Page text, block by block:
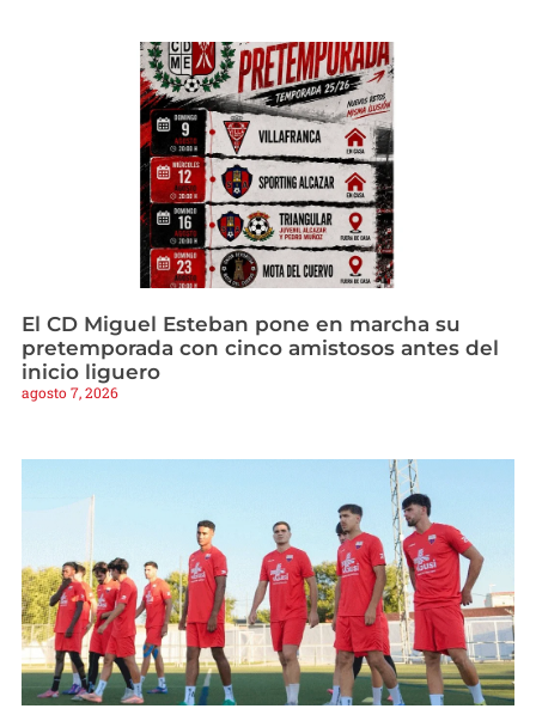
El CD Miguel Esteban pone en marcha su
pretemporada con cinco amistosos antes del
inicio liguero
agosto 7, 2026